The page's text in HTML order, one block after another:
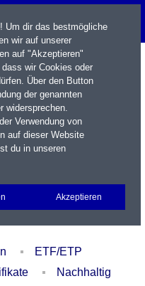
Portfolio Login
ETF/ETP
Nachhaltig
Um dir das bestmögliche
wir auf unserer
auf "Akzeptieren"
wir Cookies oder
Über den Button
der genannten
widersprechen.
Verwendung von
auf dieser Website
du in unseren
Akzeptieren